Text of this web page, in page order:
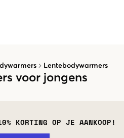
Lentebodywarmers
voor jongens
KORTING OP JE AANKOOP!